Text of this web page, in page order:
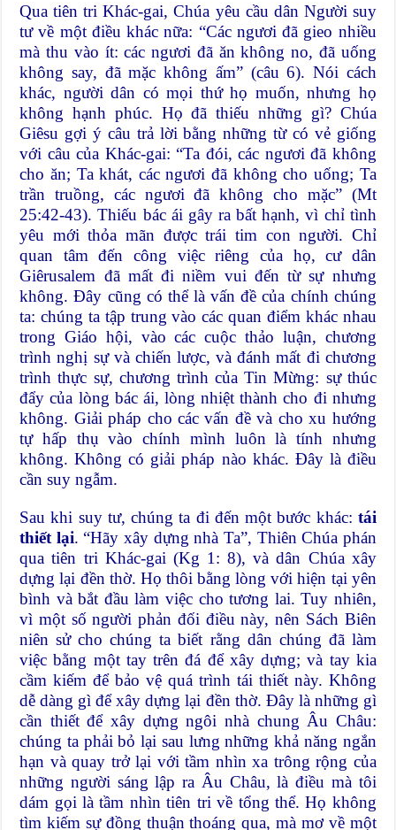
Qua tiên tri Khác-gai, Chúa yêu cầu dân Người suy
tư về một điều khác nữa: “Các ngươi đã gieo nhiều
mà thu vào ít: các ngươi đã ăn không no, đã uống
không say, đã mặc không ấm” (câu 6). Nói cách
khác, người dân có mọi thứ họ muốn, nhưng họ
không hạnh phúc. Họ đã thiếu những gì? Chúa
Giêsu gợi ý câu trả lời bằng những từ có vẻ giống
với câu của Khác-gai: “Ta đói, các ngươi đã không
cho ăn; Ta khát, các ngươi đã không cho uống; Ta
trần truồng, các ngươi đã không cho mặc” (Mt
25:42-43). Thiếu bác ái gây ra bất hạnh, vì chỉ tình
yêu mới thỏa mãn được trái tim con người. Chỉ
quan tâm đến công việc riêng của họ, cư dân
Giêrusalem đã mất đi niềm vui đến từ sự nhưng
không. Đây cũng có thể là vấn đề của chính chúng
ta: chúng ta tập trung vào các quan điểm khác nhau
trong Giáo hội, vào các cuộc thảo luận, chương
trình nghị sự và chiến lược, và đánh mất đi chương
trình thực sự, chương trình của Tin Mừng: sự thúc
đẩy của lòng bác ái, lòng nhiệt thành cho đi nhưng
không. Giải pháp cho các vấn đề và cho xu hướng
tự hấp thụ vào chính mình luôn là tính nhưng
không. Không có giải pháp nào khác. Đây là điều
cần suy ngẫm.
Sau khi suy tư, chúng ta đi đến một bước khác: tái
thiết lại. “Hãy xây dựng nhà Ta”, Thiên Chúa phán
qua tiên tri Khác-gai (Kg 1: 8), và dân Chúa xây
dựng lại đền thờ. Họ thôi bằng lòng với hiện tại yên
bình và bắt đầu làm việc cho tương lai. Tuy nhiên,
vì một số người phản đối điều này, nên Sách Biên
niên sử cho chúng ta biết rằng dân chúng đã làm
việc bằng một tay trên đá để xây dựng; và tay kia
cầm kiếm để bảo vệ quá trình tái thiết này. Không
dễ dàng gì để xây dựng lại đền thờ. Đây là những gì
cần thiết để xây dựng ngôi nhà chung Âu Châu:
chúng ta phải bỏ lại sau lưng những khả năng ngắn
hạn và quay trở lại với tầm nhìn xa trông rộng của
những người sáng lập ra Âu Châu, là điều mà tôi
dám gọi là tầm nhìn tiên tri về tổng thể. Họ không
tìm kiếm sự đồng thuận thoáng qua, mà mơ về một